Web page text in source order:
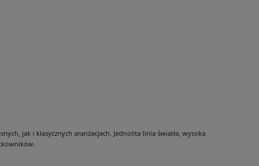
jak i klasycznych aranżacjach. Jednolita linia światła, wysoka